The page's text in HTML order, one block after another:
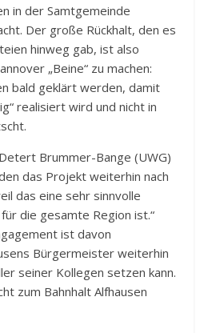
in der Samtgemeinde
Der große Rückhalt, den es
hinweg gab, ist also
„Beine“ zu machen:
bald geklärt werden, damit
realisiert wird und nicht in
Brummer-Bange (UWG)
das Projekt weiterhin nach
das eine sehr sinnvolle
die gesamte Region ist.“
ist davon
Bürgermeister weiterhin
seiner Kollegen setzen kann.
zum Bahnhalt Alfhausen